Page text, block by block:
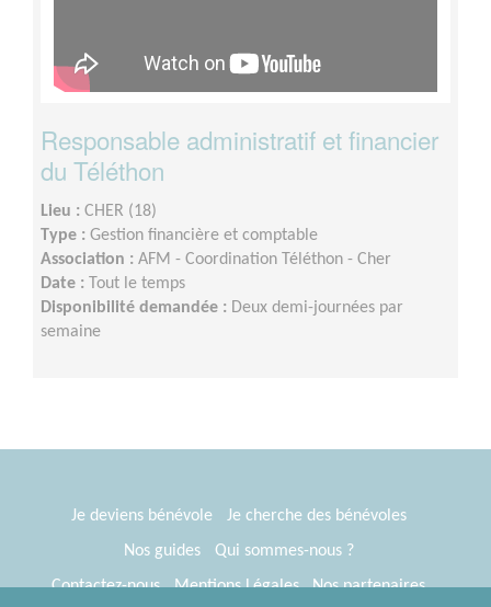
Responsable administratif et financier
du Téléthon
Lieu : CHER (18)
Type : Gestion financière et comptable
Association : AFM - Coordination Téléthon - Cher
Date : Tout le temps
Disponibilité demandée : Deux demi-journées par
semaine
Je deviens bénévole
Je cherche des bénévoles
Nos guides
Qui sommes-nous ?
Contactez-nous
Mentions Légales Nos partenaires